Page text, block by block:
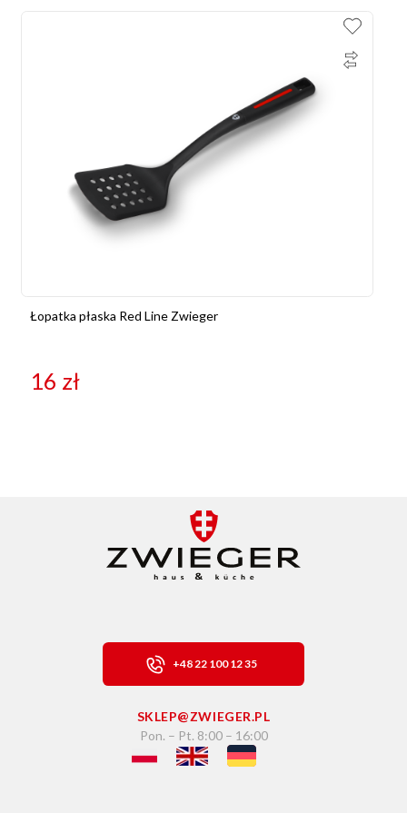
Łopatka płaska Red Line Zwieger
16 zł
+48 22 100 12 35
SKLEP@ZWIEGER.PL
Pon. – Pt. 8:00 – 16:00